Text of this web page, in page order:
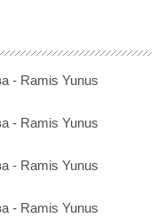
- Ramis Yunus
- Ramis Yunus
- Ramis Yunus
- Ramis Yunus